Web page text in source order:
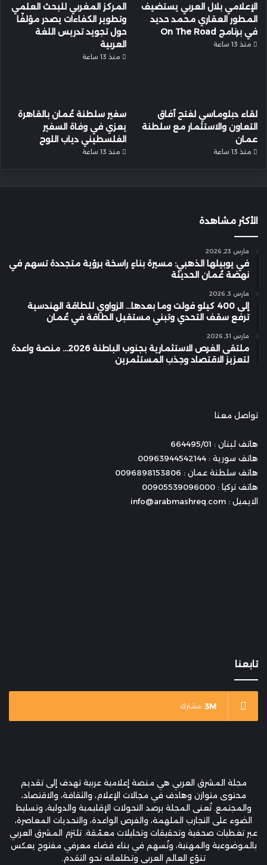
الإعلامي بلال العربي يستضيف
المطور العقاري محمد حديد
في برنامج On The Road
منذ 13 ساعة
المركز المغربي للبحث العلمي
وتطوير الكفاءات يصدر مؤلفًا
حول تجويد تدريس اللغة
العربية
منذ 13 ساعة
لقاء دبلوماسي لفتح آفاق
التعاون والاستثمار مع سلطنة
عمان
منذ 13 ساعة
سفير سلطنة عُمان بالقاهرة
يعزي في وفاة السفير
الفلسطيني دياب اللوح
منذ 13 ساعة
الأكثر مشاهدة
مارس 23, 2026
في يوبيلها الذهبي: مسيرة بناءٍ راسخة برؤية متجددة تسهم في
نهضة عُمان الحديثة
مارس 3, 2026
إلى 400 كيلو فولت وما بعدها… الزواوي للطاقة الهندسية
ترفع سقف التحدي وتبني مستقبل الطاقة في عُمان
مارس 31, 2026
ملتقى الفرص الاستثمارية بجنوب الباطنة 2026… منصة واعدة
لتعزيز الاقتصاد وجذب المستثمرين
تواصل معنا
هاتف لبنان : 664495/01
هاتف سورية : 00963944542144
هاتف سلطنة عمان : 0096898153806
هاتف تركيا : 00905539096000
الايميل : info@arabmashreq.com
تابعنا
3M مشترك
مجلة المشرق العربي هي منصة إعلامية عربية تهدف إلى تقديم
محتوى متوازن وهادف في مجالات الإعلام، والثقافة، والاقتصاد،
والمجتمع. تُعنى المجلة برصد التحولات الإقليمية والدولية، وتسليط
الضوء على التجارب الملهمة، والفرص الواعدة، والتحديات المعاصرة،
عبر تغطيات صحفية وتحقيقات وتحليلات معمّقة. تلتزم المشرق العربي
بالموضوعية والمهنية، وتُسهم في بناء فضاء معرفي مفتوح يعكس
تنوّع العالم العربي وتطلعاته نحو التقدم.